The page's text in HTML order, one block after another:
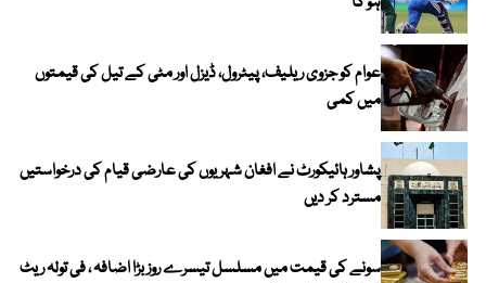
عوام کو جزوی ریلیف، پیٹرول، ڈیزل اور مٹی کے تیل کی قیمتوں
میں کمی
پشاور ہائیکورٹ نے افغان شہریوں کی عارضی قیام کی درخواستیں
مسترد کر دیں
سونے کی قیمت میں مسلسل تیسرے روز بڑا اضافہ ، فی تولہ ریٹ